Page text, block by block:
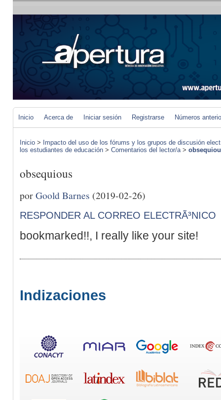
Inicio Acerca de Iniciar sesión Registrarse Números
Inicio > Impacto del uso de los fórums y los grupos de discusión
los estudiantes de educación > Comentarios del lector/a>
obsequious
porGoold Barnes (2019-02-26)
RESPONDER AL CORREO ELECTRÃ³NICO
bookmarked!!, I really like your site!
Indizaciones